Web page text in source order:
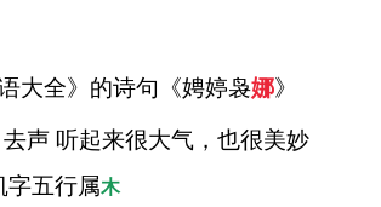
大全》的诗句《娉婷袅娜》
声 听起来很大气，也很美妙
字五行属木